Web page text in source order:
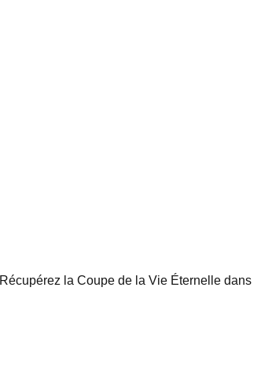
Récupérez la Coupe de la Vie Éternelle dans